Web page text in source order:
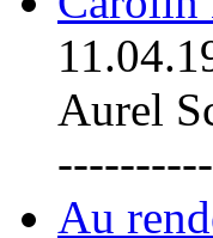
Aurel
----------
Au